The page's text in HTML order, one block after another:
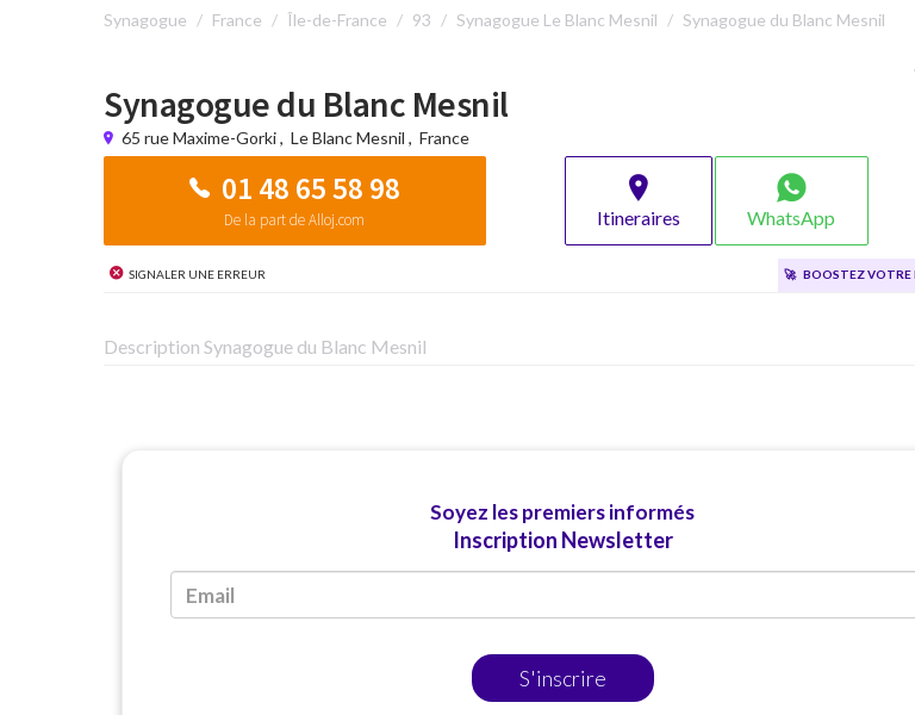
Synagogue France Île-de-France 93 Synagogue Le Blanc Mesnil Synagogue du Blanc Mesnil
Synagogue du Blanc Mesnil
65 rue Maxime-Gorki, Le Blanc Mesnil , France
01 48 65 58 98
De la part de Alloj.com Itineraires WhatsApp
Signaler une erreur 🚀 Boostez votre
Description Synagogue du Blanc Mesnil
Soyez les premiers informés
Inscription Newsletter
S'inscrire